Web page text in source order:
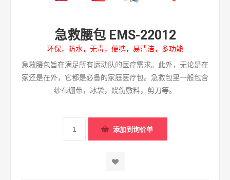
急救腰包 EMS-22012
环保，防水，无毒，便携，易清洁，多功能
急救腰包旨在满足所有运动队的医疗需求。此外，无论是在
家还是在外，它都是必备的家庭医疗包。急救包里一般包含
纱布绷带，冰袋，烧伤敷料，剪刀等。